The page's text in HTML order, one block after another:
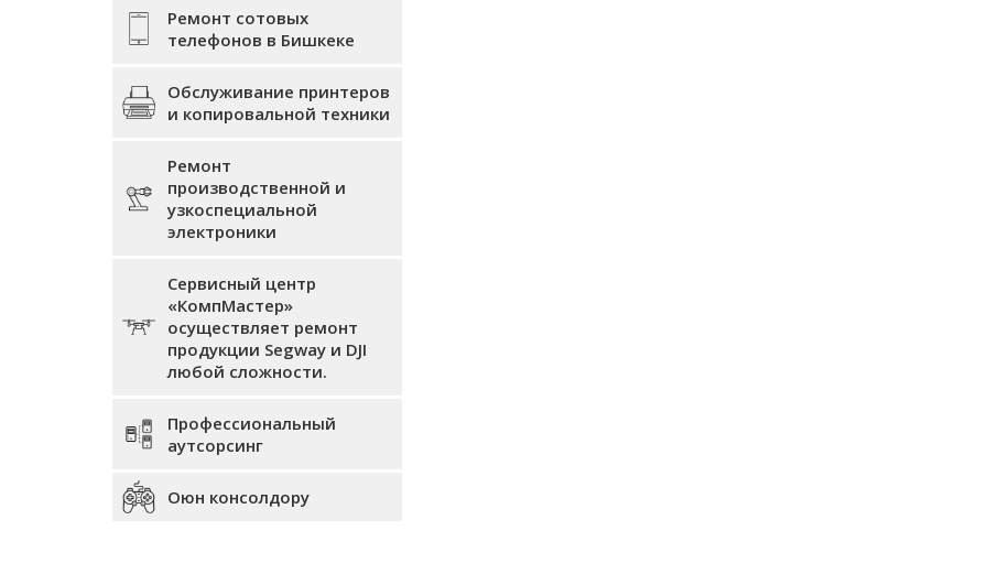
Ремонт сотовых
телефонов в Бишкеке
Обслуживание принтеров
и копировальной техники
Ремонт
производственной и
узкоспециальной
электроники
Сервисный центр
«КомпМастер»
осуществляет ремонт
продукции Segway и DJI
любой сложности.
Профессиональный
аутсорсинг
Оюн консолдору